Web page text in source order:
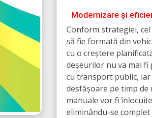
Modernizare și
Conform strategiei,
să fie formată din
cu o creștere
deșeurilor nu va mai fi
cu transport public, iar
desfășoare pe timp de
manuale vor fi
eliminându-se